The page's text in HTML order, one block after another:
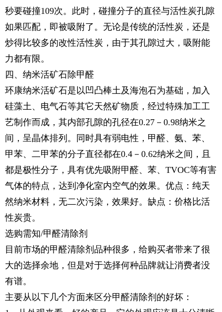
秒要碰撞109次。此时，碰撞分子的直径与活性炭孔隙
如果匹配，即被吸附了。无论是传统的活性炭，还是
炒得比较多的改性活性炭，由于其孔隙过大，吸附能
力都有限。
四、纳米活矿石除甲醛
环康纳米活矿石是以凹凸棒土及海泡石为基础，加入
硅藻土、电气石等其它天然矿物质，经过特殊加工工
艺制作而成，其内部孔隙的孔径在0.27－0.98纳米之
间，呈晶体排列。同时具有弱电性，甲醛、氨、苯、
甲苯、二甲苯的分子直径都在0.4－0.62纳米之间，且
都是极性分子，具有优先吸附甲醛、苯、TVOC等有害
气体的特点，达到净化室内空气的效果。优点：纯天
然纳米材料，无二次污染，效果好。缺点：价格比活
性炭贵。
选购需知/甲醛清除剂
目前市场的甲醛清除剂品种很多，给购买者带来了很
大的选择余地，但是对于选择何种品牌就让消费者没
有谱。
主要从以下几个方面来区分甲醛清除剂的好坏：